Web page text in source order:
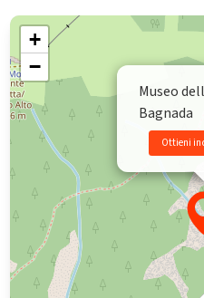
Museo
Bagnada
Ottieni
+
−